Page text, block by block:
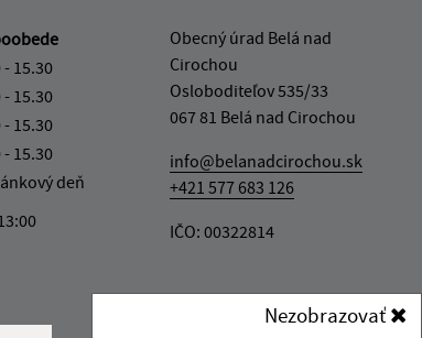
Nezobrazovať
- 15.30
- 15.30
- 15.30
- 15.30
deň
Obecný úrad Belá nad
Cirochou
Osloboditeľov 535/33
067 81 Belá nad Cirochou
info@belanadcirochou.sk
+421 577 683 126
IČO: 00322814